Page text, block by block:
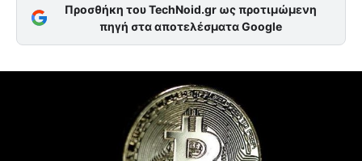
Προσθήκη του TechNoid.gr ως προτιμώμενη
πηγή στα αποτελέσματα Google